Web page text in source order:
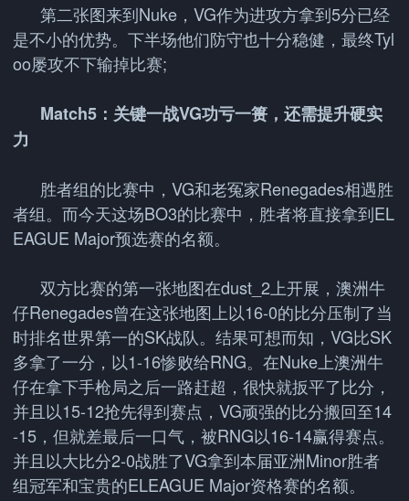
第二张图来到Nuke，VG作为进攻方拿到5分已经
是不小的优势。下半场他们防守也十分稳健，最终Tyl
oo屡攻不下输掉比赛;
Match5：关键一战VG功亏一篑，还需提升硬实
力
胜者组的比赛中，VG和老冤家Renegades相遇胜
者组。而今天这场BO3的比赛中，胜者将直接拿到EL
EAGUE Major预选赛的名额。
双方比赛的第一张地图在dust_2上开展，澳洲牛
仔Renegades曾在这张地图上以16-0的比分压制了当
时排名世界第一的SK战队。结果可想而知，VG比SK
多拿了一分，以1-16惨败给RNG。在Nuke上澳洲牛
仔在拿下手枪局之后一路赶超，很快就扳平了比分，
并且以15-12抢先得到赛点，VG顽强的比分搬回至14
-15，但就差最后一口气，被RNG以16-14赢得赛点。
并且以大比分2-0战胜了VG拿到本届亚洲Minor胜者
组冠军和宝贵的ELEAGUE Major资格赛的名额。